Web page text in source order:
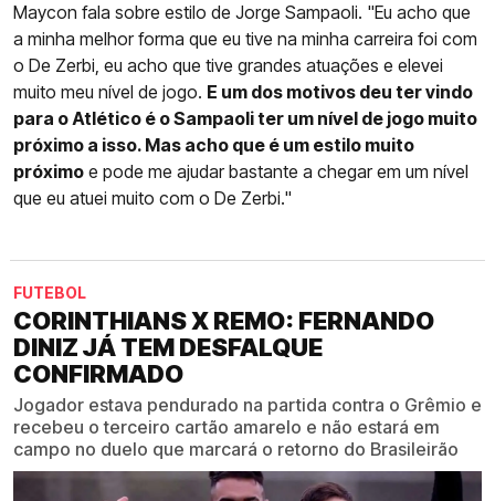
Maycon fala sobre estilo de Jorge Sampaoli. "Eu acho que
a minha melhor forma que eu tive na minha carreira foi com
o De Zerbi, eu acho que tive grandes atuações e elevei
muito meu nível de jogo. E um dos motivos deu ter vindo
para o Atlético é o Sampaoli ter um nível de jogo muito
próximo a isso. Mas acho que é um estilo muito
próximo e pode me ajudar bastante a chegar em um nível
que eu atuei muito com o De Zerbi."
FUTEBOL
CORINTHIANS X REMO: FERNANDO
DINIZ JÁ TEM DESFALQUE
CONFIRMADO
Jogador estava pendurado na partida contra o Grêmio e
recebeu o terceiro cartão amarelo e não estará em
campo no duelo que marcará o retorno do Brasileirão